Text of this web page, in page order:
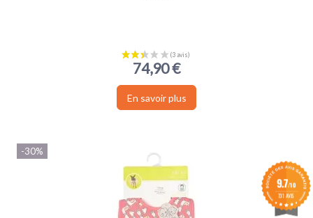
74,90 €
En savoir plus
-30%
9.7/10
731 AVIS